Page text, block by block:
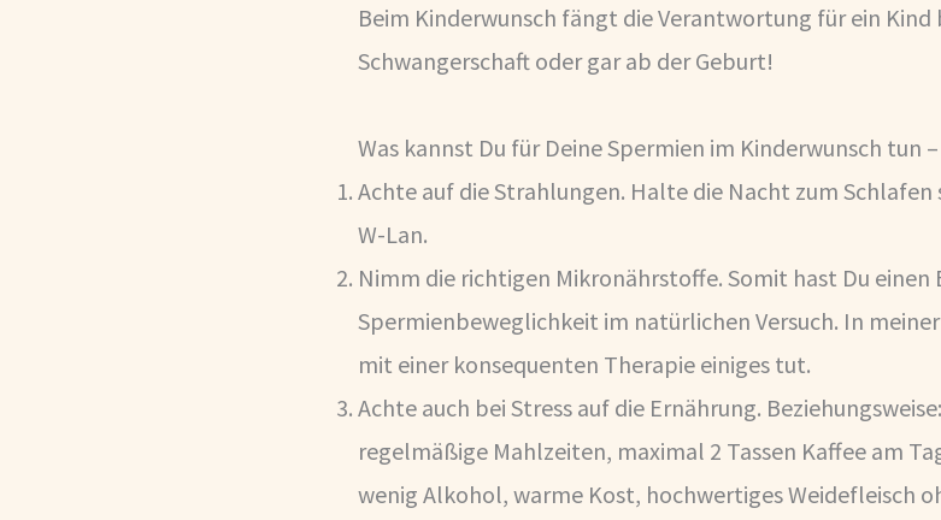
Beim Kinderwunsch fängt die Verantwortung für ein
Schwangerschaft oder gar ab der Geburt!
Was kannst Du für Deine Spermien im Kinderwunsch tun
Achte auf die Strahlungen. Halte die Nacht zum
W-Lan.
Nimm die richtigen Mikronährstoffe. Somit hast Du einen
Spermienbeweglichkeit im natürlichen Versuch. In
mit einer konsequenten Therapie einiges tut.
Achte auch bei Stress auf die Ernährung.
regelmäßige Mahlzeiten, maximal 2 Tassen Kaffee am
wenig Alkohol, warme Kost, hochwertiges Weidefleisch